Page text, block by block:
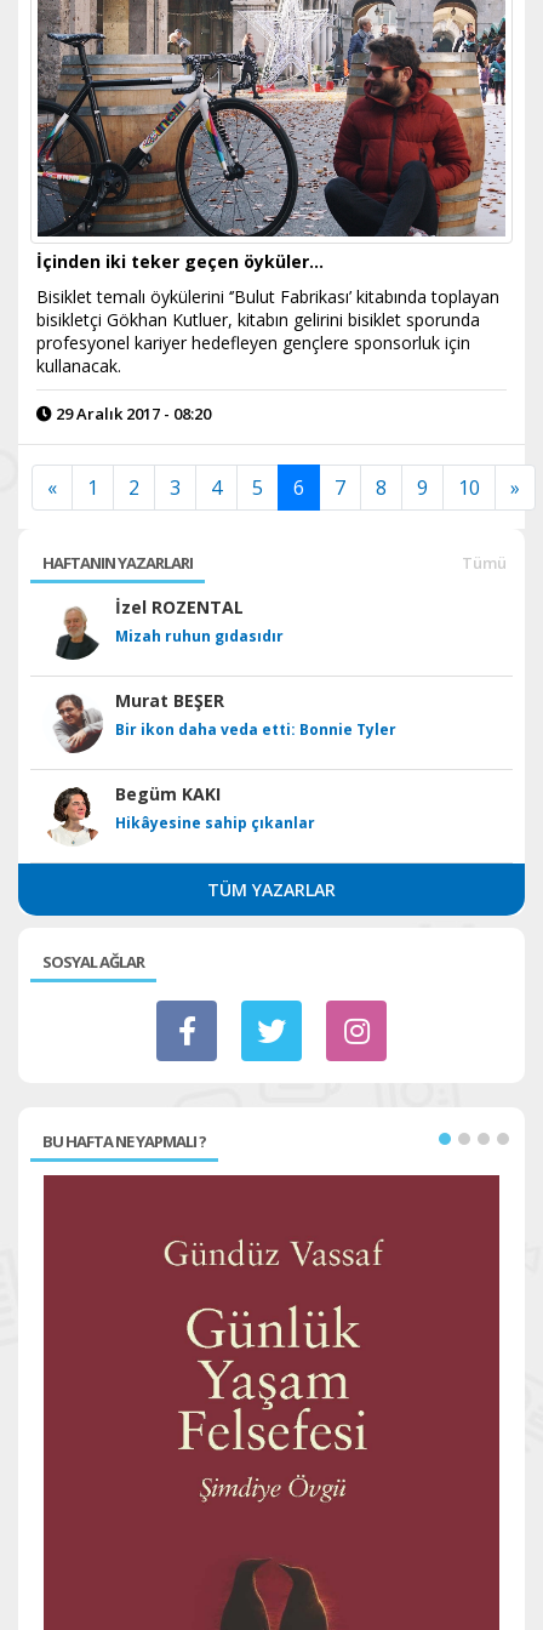
İçinden iki teker geçen öyküler…
Bisiklet temalı öykülerini ‘’Bulut Fabrikası’ kitabında toplayan
bisikletçi Gökhan Kutluer, kitabın gelirini bisiklet sporunda
profesyonel kariyer hedefleyen gençlere sponsorluk için
kullanacak.
29 Aralık 2017 - 08:20
« 1 2 3 4 5 6 7 8 9 10 »
HAFTANIN YAZARLARI Tümü
İzel ROZENTAL
Mizah ruhun gıdasıdır
Murat BEŞER
Bir ikon daha veda etti: Bonnie Tyler
Begüm KAKI
Hikâyesine sahip çıkanlar
TÜM YAZARLAR
SOSYAL AĞLAR
BU HAFTA NE YAPMALI ?